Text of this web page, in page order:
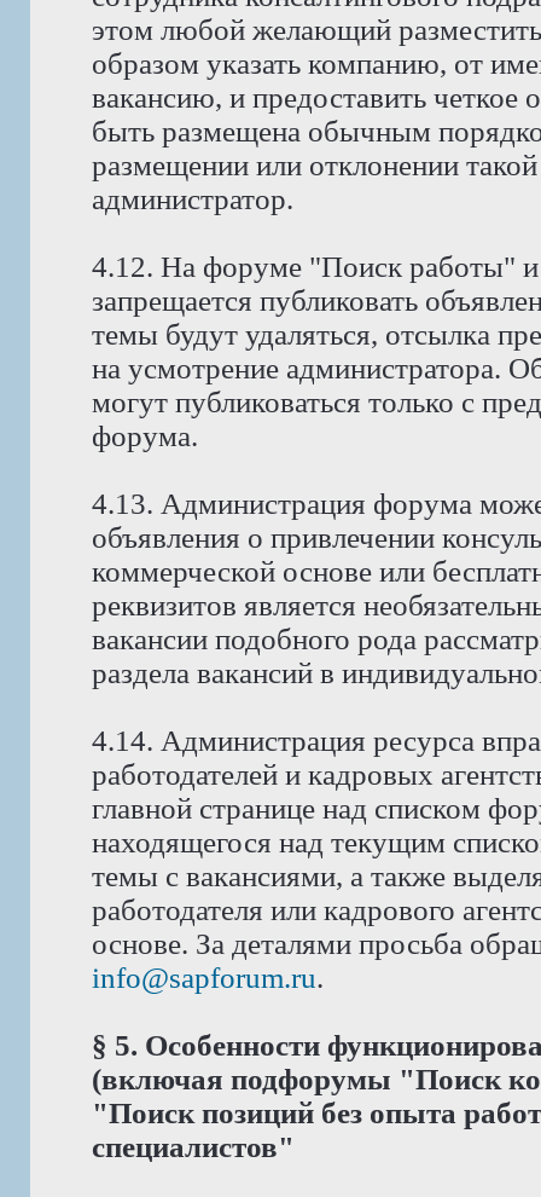
этом любой желающий
образом указать компанию, от
вакансию, и предоставить четкое
быть размещена обычным
размещении или отклонении
администратор.
4.12. На форуме "Поиск работы" и
запрещается публиковать
темы будут удаляться, отсылка
на усмотрение администратора.
могут публиковаться только с
форума.
4.13. Администрация форума
объявления о привлечении
коммерческой основе или
реквизитов является
вакансии подобного рода
раздела вакансий в
4.14. Администрация ресурса
работодателей и кадровых
главной странице над списком
находящегося над текущим
темы с вакансиями, а также
работодателя или кадрового
основе. За деталями просьба
info@sapforum.ru.
§ 5. Особенности
(включая подфорумы "Поиск
"Поиск позиций без опыта
специалистов"